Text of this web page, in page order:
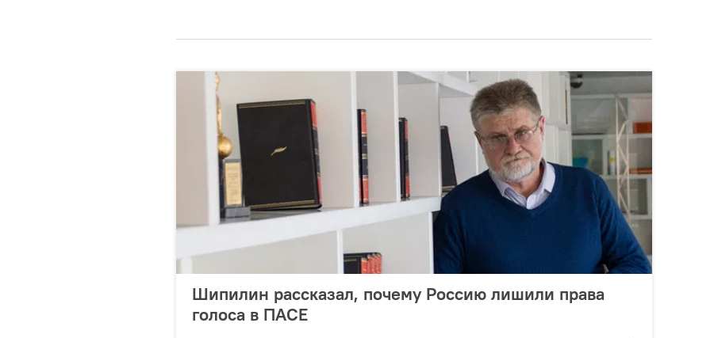
Шипилин рассказал, почему Россию лишили права
голоса в ПАСЕ